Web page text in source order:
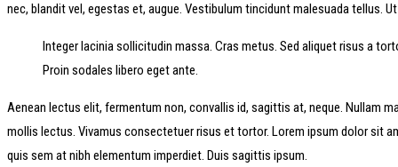
nec, blandit vel, egestas et, augue. Vestibulum tincidunt malesuada tellus.
Integer lacinia sollicitudin massa. Cras metus. Sed aliquet risus a
Proin sodales libero eget ante.
Aenean lectus elit, fermentum non, convallis id, sagittis at, neque. Nullam
mollis lectus. Vivamus consectetuer risus et tortor. Lorem ipsum dolor sit
quis sem at nibh elementum imperdiet. Duis sagittis ipsum.